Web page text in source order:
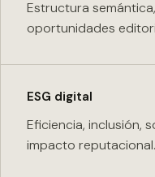
Estructura
oportunidades
ESG digital
Eficiencia, inclusión,
impacto reputacional.